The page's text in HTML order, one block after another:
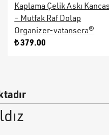
Kaplama Çelik Askı
– Mutfak Raf Dolap
Organizer-vatansera®
₺ 379.00